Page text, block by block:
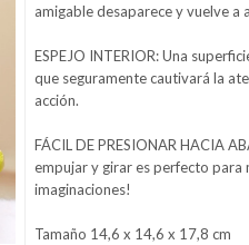
amigable desaparece y vuelve a
ESPEJO INTERIOR: Una
que seguramente cautivará la
acción.
FÁCIL DE PRESIONAR HACIA
empujar y girar es perfecto para
imaginaciones!
Tamaño 14,6 x 14,6 x 17,8 cm